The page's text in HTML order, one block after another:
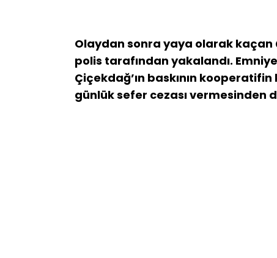
Olaydan sonra yaya olarak
polis tarafından yakalandı.
Çiçekdağ’ın baskının
günlük sefer cezası vermesinden